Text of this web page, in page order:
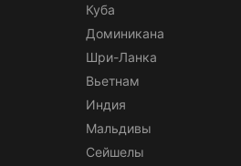
Куба
Доминикана
Шри-Ланка
Вьетнам
Индия
Мальдивы
Сейшелы